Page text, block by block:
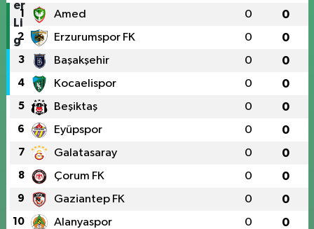
1 Amed 0 0
2 Erzurumspor FK 0 0
3 Başakşehir 0 0
4 Kocaelispor 0 0
5 Beşiktaş 0 0
6 Eyüpspor 0 0
7 Galatasaray 0 0
8 Çorum FK 0 0
9 Gaziantep FK 0 0
10 Alanyaspor 0 0